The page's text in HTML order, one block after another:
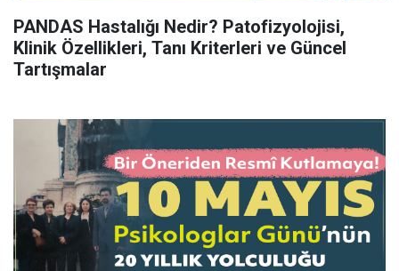
PANDAS Hastalığı Nedir? Patofizyolojisi,
Klinik Özellikleri, Tanı Kriterleri ve Güncel
Tartışmalar